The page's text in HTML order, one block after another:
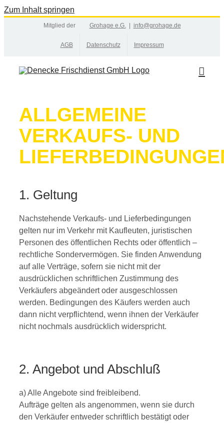
Zum Inhalt springen
Mitglied der Grohage e.G. info@grohage.de
AGB Datenschutz Impressum
ALLGEMEINE
VERKAUFS- UND
1. Geltung
Nachstehende Verkaufs- und Lieferbedingungen
gelten nur im Verkehr mit Kaufleuten, juristischen
Personen des öffentlichen Rechts oder öffentlich –
rechtliche Sondervermögen. Sie finden Anwendung
auf alle Verträge, sofern sie nicht mit der
ausdrücklichen schriftlichen Zustimmung des
Verkäufers abgeändert oder ausgeschlossen
werden. Bedingungen des Käufers werden auch
dann nicht verpflichtend, wenn ihnen der Verkäufer
nicht nochmals ausdrücklich widerspricht.
2. Angebot und Abschluß
a) Alle Angebote sind freibleibend.
Aufträge gelten als angenommen, wenn sie durch
den Verkäufer entweder schriftlich bestätigt oder